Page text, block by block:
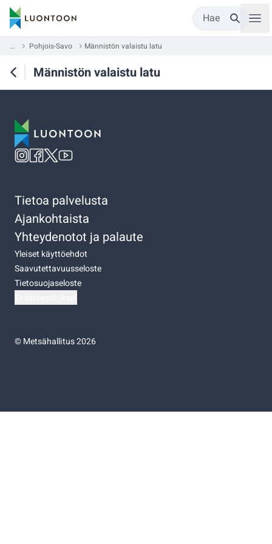
Hae
... Pohjois-Savo Männistön valaistu latu
Männistön valaistu latu
Tietoa palvelusta
Ajankohtaista
Yhteydenotot ja palaute
Yleiset käyttöehdot
Saavutettavuusseloste
Tietosuojaseloste
©Metsähallitus 2026